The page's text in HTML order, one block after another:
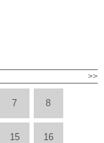
>>
7 8
15 16